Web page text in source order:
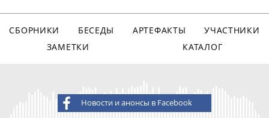
СБОРНИКИ БЕСЕДЫ АРТЕФАКТЫ
УЧАСТНИКИ
ЗАМЕТКИ
КАТАЛОГ
Новости и анонсы в Facebook